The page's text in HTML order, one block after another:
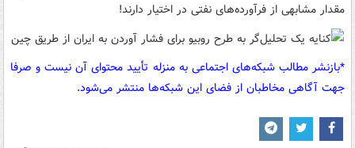
مقدار مشابهی از فرآورده‌های نفتی در اختیار دارند!
*بازنشر مطالب شبکه‌های اجتماعی به منزله تأیید محتوای آن نیست و صرفا
جهت آگاهی مخاطبان از فضای این شبکه‌ها منتشر می‌شود.